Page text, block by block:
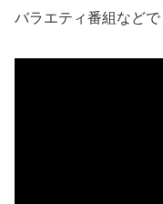
バラエティ番組などで